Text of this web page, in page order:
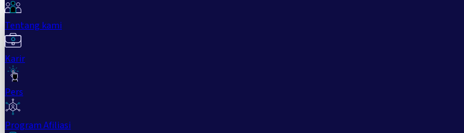
Tentang kami
Karir
Pers
Program Afiliasi